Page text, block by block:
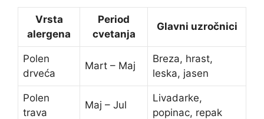
Vrsta
alergena
Period
cvetanja
Glavni uzročnici
Polen
drveća
Mart – Maj
Breza, hrast,
leska, jasen
Polen
trava
Maj – Jul
Livadarke,
popinac, repak